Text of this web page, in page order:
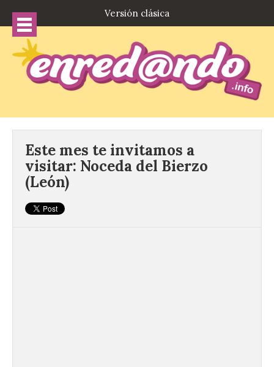
Versión clásica
Este mes te invitamos a
visitar: Noceda del Bierzo
(León)